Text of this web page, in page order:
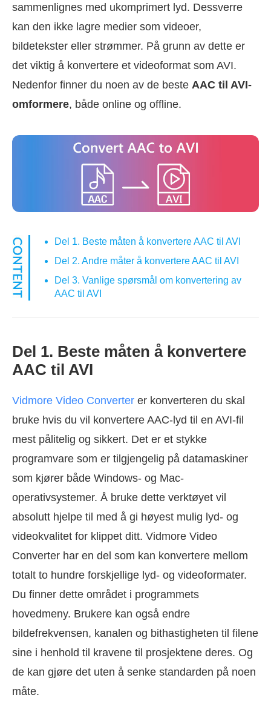
sammenlignes med ukomprimert lyd. Dessverre
kan den ikke lagre medier som videoer,
bildetekster eller strømmer. På grunn av dette er
det viktig å konvertere et videoformat som AVI.
Nedenfor finner du noen av de beste AAC til AVI-
omformere, både online og offline.
Del 1. Beste måten å konvertere AAC til AVI
Del 2. Andre måter å konvertere AAC til AVI
Del 3. Vanlige spørsmål om konvertering av
AAC til AVI
Del 1. Beste måten å konvertere
AAC til AVI
Vidmore Video Converter er konverteren du skal
bruke hvis du vil konvertere AAC-lyd til en AVI-fil
mest pålitelig og sikkert. Det er et stykke
programvare som er tilgjengelig på datamaskiner
som kjører både Windows- og Mac-
operativsystemer. Å bruke dette verktøyet vil
absolutt hjelpe til med å gi høyest mulig lyd- og
videokvalitet for klippet ditt. Vidmore Video
Converter har en del som kan konvertere mellom
totalt to hundre forskjellige lyd- og videoformater.
Du finner dette området i programmets
hovedmeny. Brukere kan også endre
bildefrekvensen, kanalen og bithastigheten til filene
sine i henhold til kravene til prosjektene deres. Og
de kan gjøre det uten å senke standarden på noen
måte.